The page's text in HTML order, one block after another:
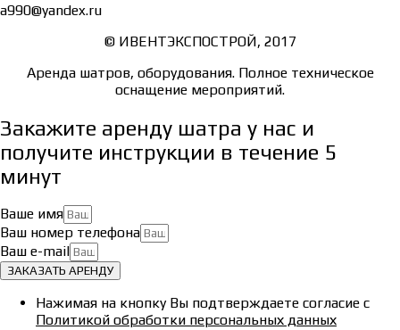
a990@yandex.ru
© ИВЕНТЭКСПОСТРОЙ, 2017
Аренда шатров, оборудования. Полное техническое
оснащение мероприятий.
Закажите аренду шатра у нас и
получите инструкции в течение 5
минут
Ваше имя
Ваш номер телефона
Ваш e-mail
ЗАКАЗАТЬ АРЕНДУ
Нажимая на кнопку Вы подтверждаете согласие с
Политикой обработки персональных данных